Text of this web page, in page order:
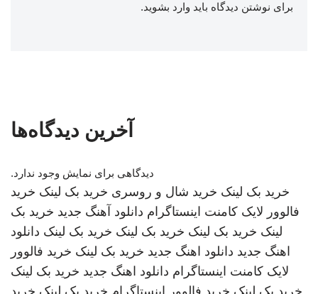
برای نوشتن دیدگاه باید وارد بشوید.
آخرین دیدگاه‌ها
دیدگاهی برای نمایش وجود ندارد.
خرید بک لینک خرید شال و روسری خرید بک لینک خرید
فالوور لایک کامنت اینستاگرام دانلود آهنگ جدید خرید بک
لینک خرید بک لینک خرید بک لینک خرید بک لینک دانلود
اهنگ جدید دانلود اهنگ جدید خرید بک لینک خرید فالوور
لایک کامنت اینستاگرام دانلود اهنگ جدید خرید بک لینک
خرید بک لینک خرید فالوور اینستاگرام خرید بک لینک خرید